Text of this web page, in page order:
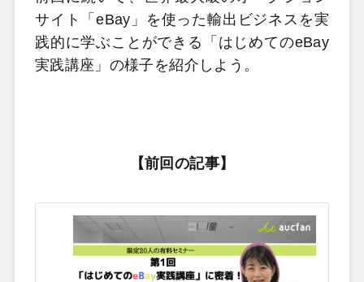
サイト「eBay」を使った輸出ビジネスを実
践的に学ぶことができる「はじめてのeBay
実践講座」の様子を紹介しよう。
【前回の記事】